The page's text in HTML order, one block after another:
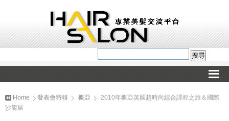
Home 發表會特輯 概亞
2010年概亞英國超時尚綜合課程之旅＆國際
沙龍展